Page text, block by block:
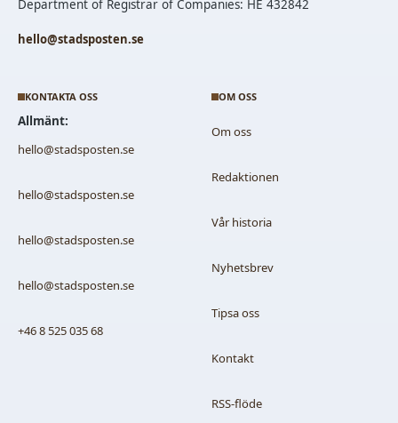
Department of Registrar of Companies: HE 432842
hello@stadsposten.se
KONTAKTA OSS
Allmänt:
hello@stadsposten.se
hello@stadsposten.se
hello@stadsposten.se
hello@stadsposten.se
+46 8 525 035 68
OM OSS
Om oss
Redaktionen
Vår historia
Nyhetsbrev
Tipsa oss
Kontakt
RSS-flöde